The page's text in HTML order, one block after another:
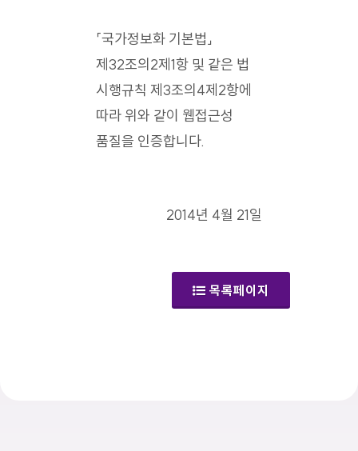
「국가정보화 기본법」
제32조의2제1항 및 같은 법
시행규칙 제3조의4제2항에
따라 위와 같이 웹접근성
품질을 인증합니다.
2014년 4월 21일
목록페이지